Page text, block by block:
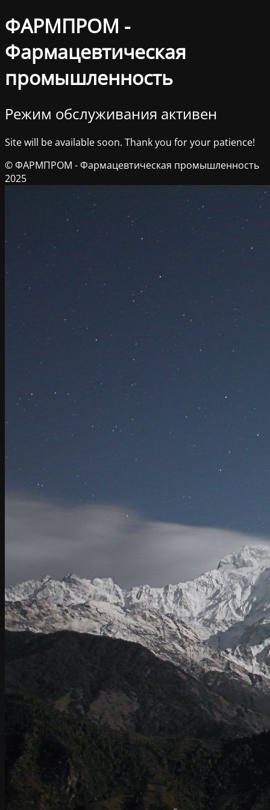
ФАРМПРОМ -
Фармацевтическая
промышленность
Режим обслуживания активен
Site will be available soon. Thank you for your patience!
© ФАРМПРОМ - Фармацевтическая промышленность
2025